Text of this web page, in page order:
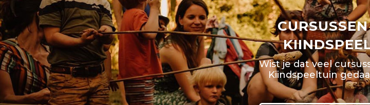
Wist je dat veel
Kiindspeeltuin